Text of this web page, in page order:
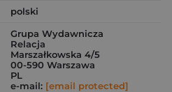
polski
Grupa Wydawnicza
Relacja
Marszałkowska 4/5
00-590 Warszawa
PL
e-mail: [email protected]